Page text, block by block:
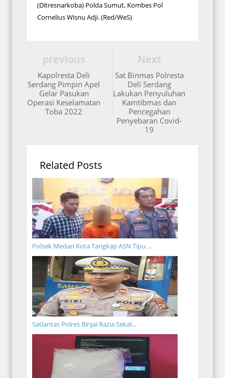
(Ditresnarkoba) Polda Sumut, Kombes Pol
Cornelius Wisnu Adji. (Red/WeS)
Next
Sat Binmas Polresta
Deli Serdang
Lakukan Penyuluhan
Kamtibmas dan
Pencegahan
Penyebaran Covid-
19
previous
Kapolresta Deli
Serdang Pimpin Apel
Gelar Pasukan
Operasi Keselamatan
Toba 2022
Related Posts
Polsek Medan Kota Tangkap ASN Tipu ...
Satlantas Polres Binjai Razia Sekal...